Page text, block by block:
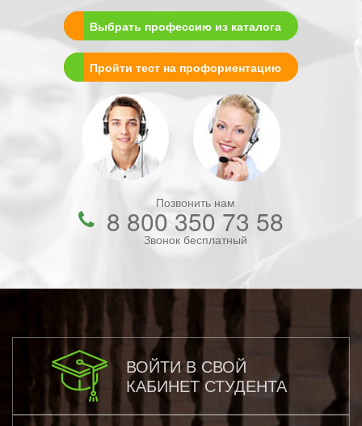
Выбрать профессию из каталога
Пройти тест на профориентацию
Позвонить нам
8 800 350 73 58
Звонок бесплатный
ВОЙТИ В СВОЙ
КАБИНЕТ СТУДЕНТА